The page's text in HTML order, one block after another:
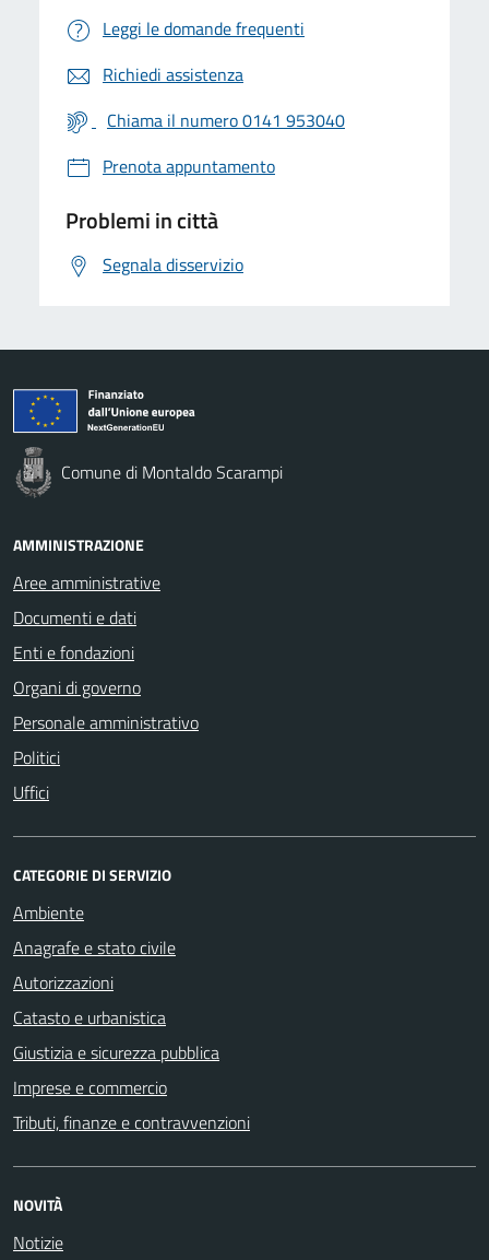
Leggi le domande frequenti
Richiedi assistenza
Chiama il numero 0141 953040
Prenota appuntamento
Problemi in città
Segnala disservizio
Comune di Montaldo Scarampi
AMMINISTRAZIONE
Aree amministrative
Documenti e dati
Enti e fondazioni
Organi di governo
Personale amministrativo
Politici
Uffici
CATEGORIE DI SERVIZIO
Ambiente
Anagrafe e stato civile
Autorizzazioni
Catasto e urbanistica
Giustizia e sicurezza pubblica
Imprese e commercio
Tributi, finanze e contravvenzioni
NOVITÀ
Notizie